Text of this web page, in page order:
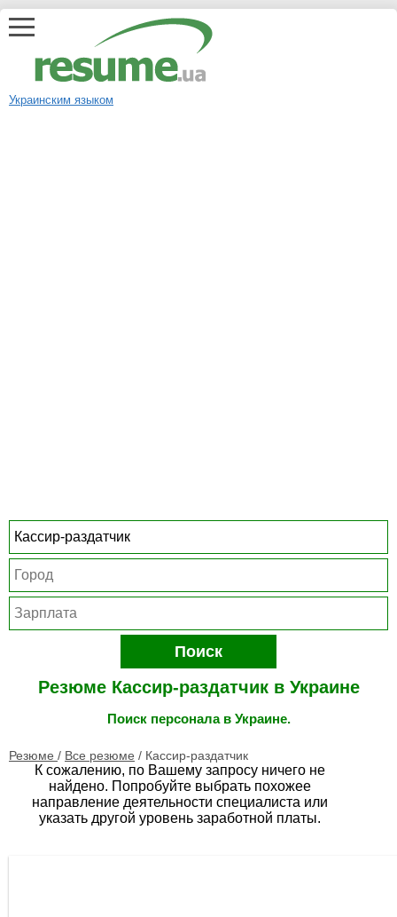
Украинским языком
Поиск
Резюме Кассир-раздатчик в Украине
Поиск персонала в Украине.
Резюме / Все резюме / Кассир-раздатчик
К сожалению, по Вашему запросу ничего не
найдено. Попробуйте выбрать похожее
направление деятельности специалиста или
указать другой уровень заработной платы.